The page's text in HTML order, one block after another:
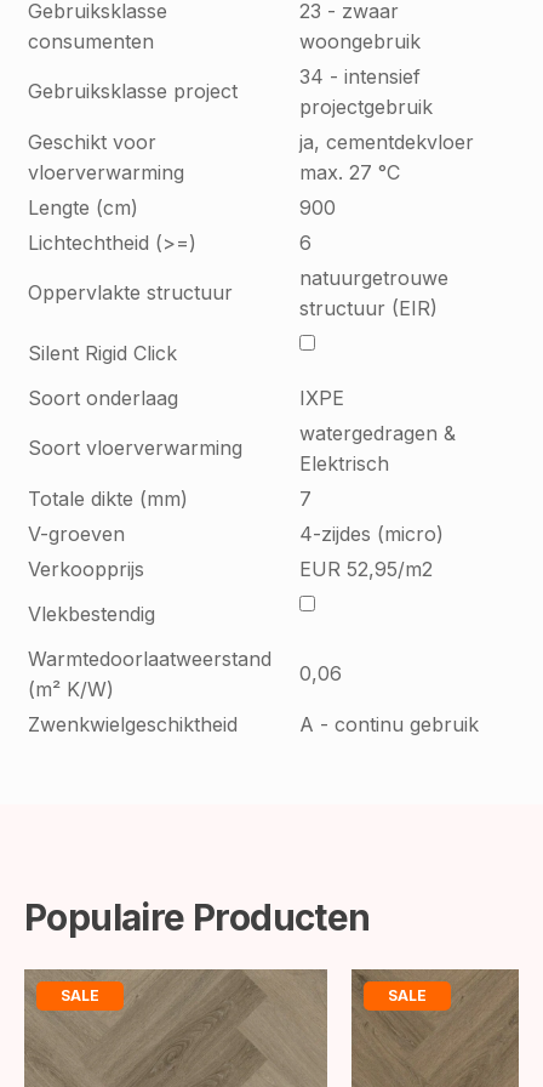
Gebruiksklasse
consumenten
23 - zwaar
woongebruik
Gebruiksklasse project
34 - intensief
projectgebruik
Geschikt voor
vloerverwarming
ja, cementdekvloer
max. 27 °C
Lengte (cm)
900
Lichtechtheid (>=)
6
Oppervlakte structuur
natuurgetrouwe
structuur (EIR)
Silent Rigid Click
Soort onderlaag
IXPE
Soort vloerverwarming
watergedragen &
Elektrisch
Totale dikte (mm)
7
V-groeven
4-zijdes (micro)
Verkoopprijs
EUR 52,95/m2
Vlekbestendig
Warmtedoorlaatweerstand
(m² K/W)
0,06
Zwenkwielgeschiktheid A - continu gebruik
Populaire Producten
SALE SALE